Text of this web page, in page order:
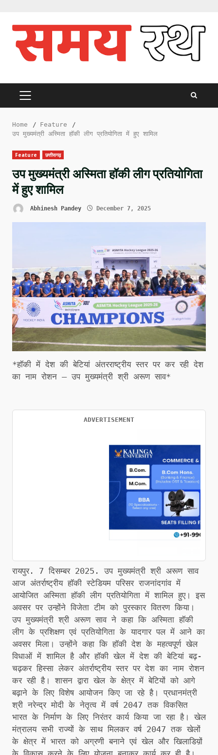
content
PRIMARY
Home
Feature
उप मुख्यमंत्री अस्मिता हॉकी लीग प्रतियोगिता में हुए शामिल
Feature छत्तीसगढ़
उप मुख्यमंत्री अस्मिता हॉकी लीग प्रतियोगिता
में हुए शामिल
Abhinesh Pandey December 7, 2025
*हॉकी में देश की बेटियां अंतरराष्ट्रीय स्तर पर कर रही देश
का नाम रोशन – उप मुख्यमंत्री श्री अरूण साव*
ADVERTISEMENT
रायपुर. 7 दिसम्बर 2025. उप मुख्यमंत्री श्री अरूण साव
आज अंतर्राष्ट्रीय हॉकी स्टेडियम परिसर राजनांदगांव में
आयोजित अस्मिता हॉकी लीग प्रतियोगिता में शामिल हुए। इस
अवसर पर उन्होंने विजेता टीम को पुरस्कार वितरण किया।
उप मुख्यमंत्री श्री अरूण साव ने कहा कि अस्मिता हॉकी
लीग के प्रशिक्षण एवं प्रतियोगिता के यादगार पल में आने का
अवसर मिला। उन्होंने कहा कि हॉकी देश के महत्वपूर्ण खेल
विधाओं में शामिल है और हॉकी खेल में देश की बेटियां बढ़-
चढ़कर हिस्सा लेकर अंतर्राष्ट्रीय स्तर पर देश का नाम रोशन
कर रही है। शासन द्वारा खेल के क्षेत्र में बेटियों को आगे
बढ़ाने के लिए विशेष आयोजन किए जा रहे है। प्रधानमंत्री
श्री नरेन्द्र मोदी के नेतृत्व में वर्ष 2047 तक विकसित
भारत के निर्माण के लिए निरंतर कार्य किया जा रहा है। खेल
मंत्रालय सभी राज्यों के साथ मिलकर वर्ष 2047 तक खेलों
के क्षेत्र में भारत को अग्रणी बनाने एवं खेल और खिलाडिय़ों